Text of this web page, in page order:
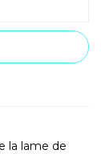
la lame de